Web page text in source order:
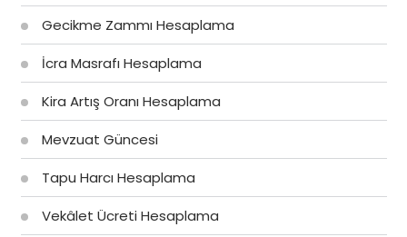
Gecikme Zammı Hesaplama
İcra Masrafı Hesaplama
Kira Artış Oranı Hesaplama
Mevzuat Güncesi
Tapu Harcı Hesaplama
Vekâlet Ücreti Hesaplama